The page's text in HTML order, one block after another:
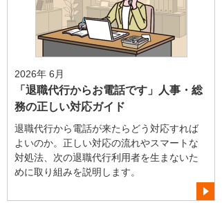
2026年 6月
「退職代行からお電話です」人事・総
務の正しい対応ガイド
退職代行から電話が来たらどう対応すれば
よいのか。正しい対応の流れやスマートな
対処法、次の退職代行利用者を生まないた
めに取り組みを説明します。